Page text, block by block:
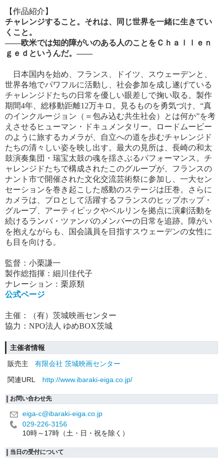
【作品紹介】
チャレンジすること。それは、同じ世界を一緒に生きてい
くこと。
――欧米では知的障がいのある人のことをＣｈａｌｌｅｎ
ｇｅｄというんだ。――
日本国内を始め、フランス、ドイツ、スウェーデンと、
世界各地でパワフルに活動し、社会参加を成し遂げている
チャレンジドたちの日常を優しい眼差しで掬い取る。製作
期間4年、総移動距離12万キロ。見るものを勇気づけ、“真
のインクルージョン（＝包み込む共生社会）とは何か”を考
えさせるヒューマン・ドキュメンタリー。ロードムービー
のように旅するカメラが、自立への道を歩むチャレンジド
たちの清々しい姿を映し出す。最大の見所は、長崎の和太
鼓演奏集団・瑞宝太鼓の魂を揺さぶるパフォーマンス。チ
ャレンジドたちで構成されたこのグループが、フランスの
ナント市で開催された文化交流芸術祭に参加し、一大セン
セーションを巻き起こした感動のステージは圧巻。さらに
カメラは、プロとして活躍するフランスのヒップホップ・
グループ、アーティピックやベルリンを拠点に演劇活動を
続けるランバ・ツァンバのメンバーの日常を追跡。障がい
を抱えながらも、国会議員を目指すスウェーデンの女性に
も目を向ける。
監督：小栗謙一
製作総指揮：細川佳代子
ナレーション：栗原類
公式ページ
主催：（有）茨城映画センター
協力：NPO法人 ゆめBOX茨城
主催者情報
販売主
有限会社 茨城映画センター
関連URL
http://www.ibaraki-eiga.co.jp/
お問い合わせ先
eiga-c@ibaraki-eiga.co.jp
029-226-3156
10時～17時（土・日・祝を除く）
当日の受付について